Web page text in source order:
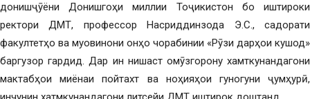
донишҷӯёни Донишгоҳи миллии Тоҷикистон бо ишти­роки
ректори ДМТ, профессор Насриддинзода Э.С., садорати
факултетҳо ва муовинони онҳо чорабинии «Рӯзи дарҳои кушод»
баргузор гардид. Дар ин нишаст омӯзгорону хамт­кунандагони
мактабҳои миёнаи пойтахт ва ноҳияҳои гуногуни ҷумҳурӣ,